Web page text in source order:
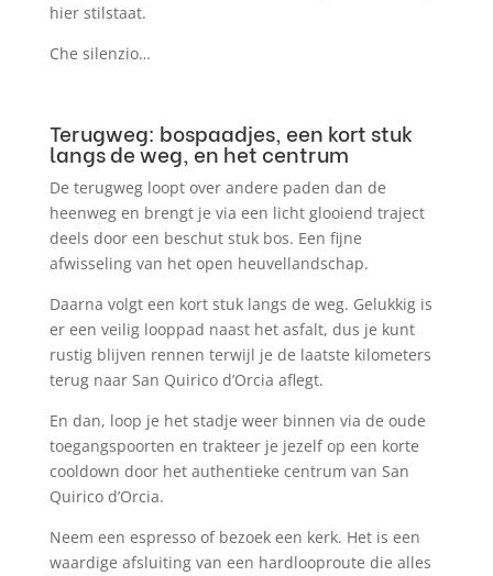
hier stilstaat.
Che silenzio…
Terugweg: bospaadjes, een kort stuk
langs de weg, en het centrum
De terugweg loopt over andere paden dan de
heenweg en brengt je via een licht glooiend traject
deels door een beschut stuk bos. Een fijne
afwisseling van het open heuvellandschap.
Daarna volgt een kort stuk langs de weg. Gelukkig is
er een veilig looppad naast het asfalt, dus je kunt
rustig blijven rennen terwijl je de laatste kilometers
terug naar San Quirico d’Orcia aflegt.
En dan, loop je het stadje weer binnen via de oude
toegangspoorten en trakteer je jezelf op een korte
cooldown door het authentieke centrum van San
Quirico d’Orcia.
Neem een espresso of bezoek een kerk. Het is een
waardige afsluiting van een hardlooproute die alles